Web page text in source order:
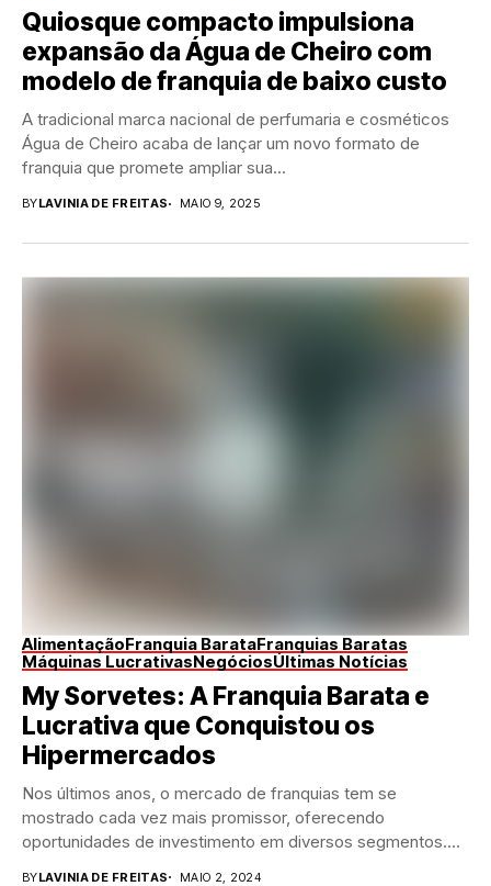
Quiosque compacto impulsiona
expansão da Água de Cheiro com
modelo de franquia de baixo custo
A tradicional marca nacional de perfumaria e cosméticos
Água de Cheiro acaba de lançar um novo formato de
franquia que promete ampliar sua...
BYLAVINIA DE FREITAS MAIO 9, 2025
AlimentaçãoFranquia BarataFranquias Baratas
Máquinas LucrativasNegóciosÚltimas Notícias
My Sorvetes: A Franquia Barata e
Lucrativa que Conquistou os
Hipermercados
Nos últimos anos, o mercado de franquias tem se
mostrado cada vez mais promissor, oferecendo
oportunidades de investimento em diversos segmentos.
BYLAVINIA DE FREITAS MAIO 2, 2024